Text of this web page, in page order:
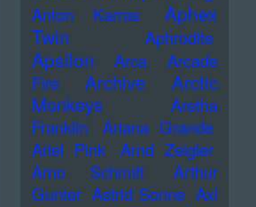
Anton Karras
Aphex
Twin
Aphrodite
Apsilon Arca
Arcade
Fire
Archive
Arctic
Monkeys
Aretha
Franklin
Ariana Grande
Ariel Pink
Arnd Zeigler
Arno Schmitt
Arthur
Gunter Astrid Sonne Axl